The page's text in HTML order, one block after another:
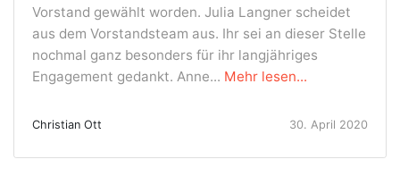
Vorstand gewählt worden. Julia Langner scheidet
aus dem Vorstandsteam aus. Ihr sei an dieser Stelle
nochmal ganz besonders für ihr langjähriges
Engagement gedankt. Anne... Mehr lesen...
Christian Ott 30. April 2020